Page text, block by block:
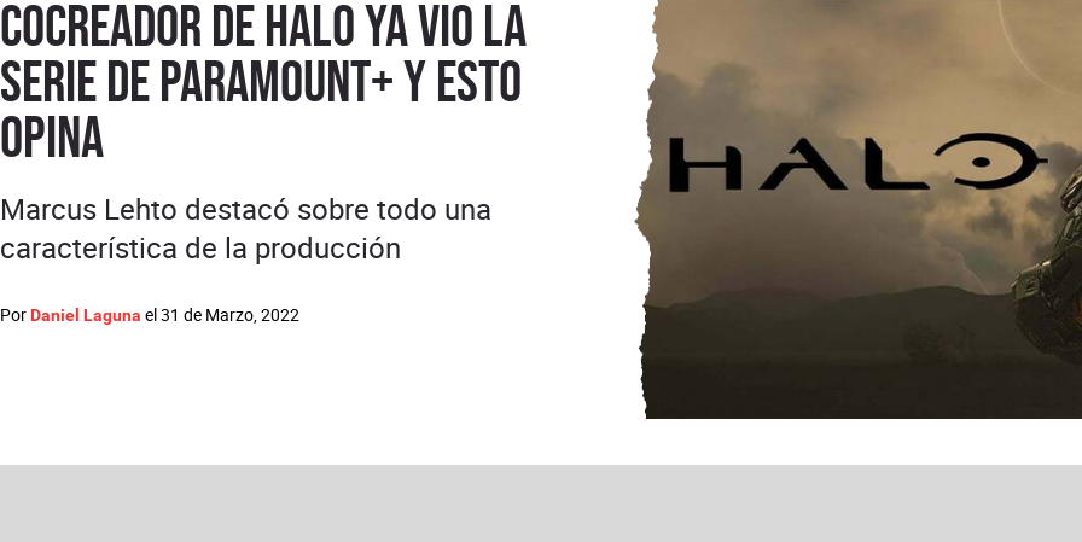
Cocreador de Halo ya vio la
serie de Paramount+ y esto
opina
Por Daniel Laguna el31 de Marzo, 2022
Marcus Lehto destacó sobre todo una
característica de la producción